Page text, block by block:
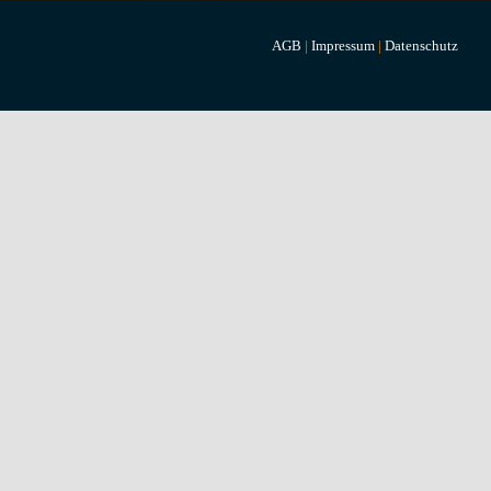
AGB | Impressum | Datenschutz